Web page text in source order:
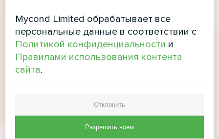
Mycond Limited обрабатывает все
персональные данные в соответствии с
Политикой конфиденциальности и
Правилами использования контента
сайта.
Отклонить
Разрешить всем